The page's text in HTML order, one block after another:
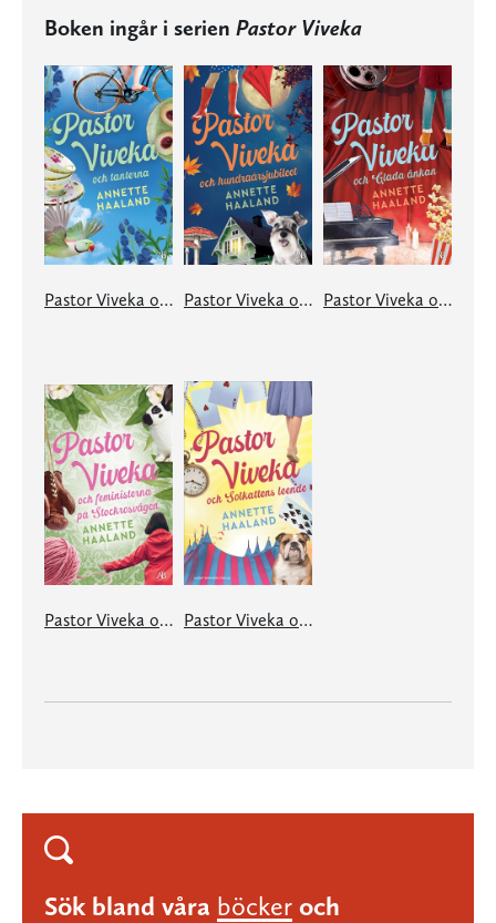
Boken ingår i serien Pastor Viveka
Pastor Viveka och tanterna Pastor Viveka och hundraårsjubileet Pastor Viveka och Glada änkan
Pastor Viveka och feministerna på Stockrosvägen Pastor Viveka och Solkattens leende
Sök bland våra böcker och